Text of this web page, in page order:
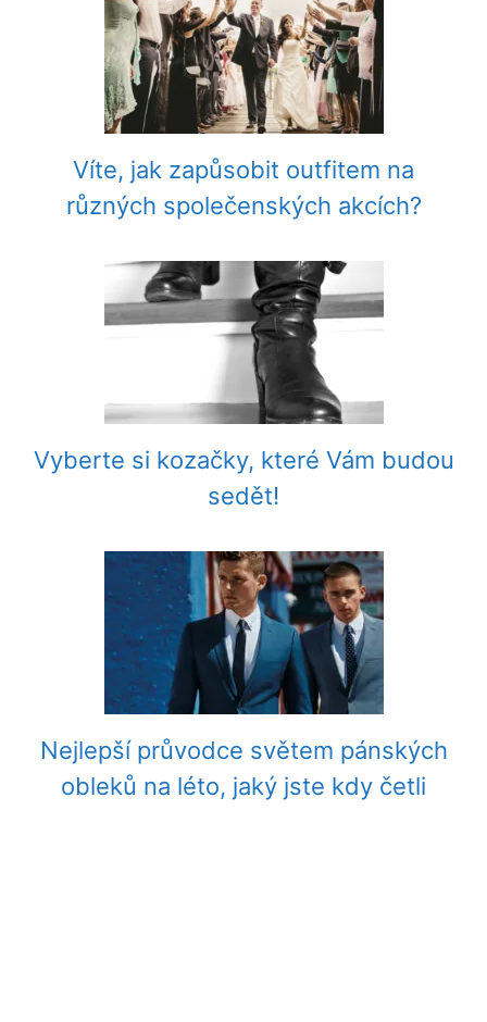
Víte, jak zapůsobit outfitem na
různých společenských akcích?
Vyberte si kozačky, které Vám budou
sedět!
Nejlepší průvodce světem pánských
obleků na léto, jaký jste kdy četli